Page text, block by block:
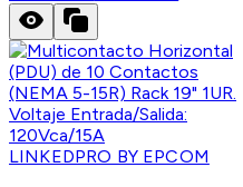
LINKEDPRO BY EPCOM